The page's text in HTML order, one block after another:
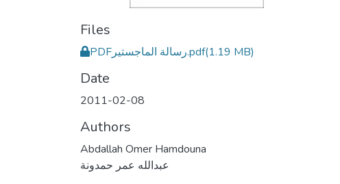
Files
PDFرسالة الماجستير.pdf(1.19 MB)
Date
2011-02-08
Authors
Abdallah Omer Hamdouna
عبدالله عمر حمدونة